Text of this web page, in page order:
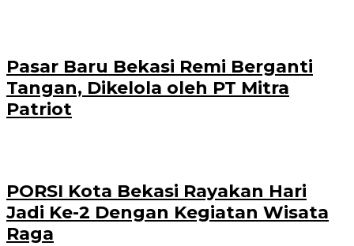
Pasar Baru Bekasi Remi Berganti
Tangan, Dikelola oleh PT Mitra
Patriot
PORSI Kota Bekasi Rayakan Hari
Jadi Ke-2 Dengan Kegiatan Wisata
Raga